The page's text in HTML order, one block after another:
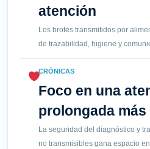
atención
Los brotes transmitidos por
de trazabilidad, higiene y
CRÓNICAS
Foco en una
prolongada
La seguridad del diagnóstico y
no transmisibles gana espacio